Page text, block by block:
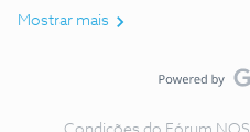
Mostrar mais